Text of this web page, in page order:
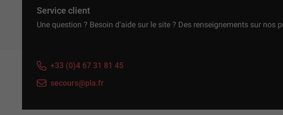
Service client
Une question ? Besoin d'aide sur le site ? Des renseignements sur nos
+33 (0)4 67 31 81 45
secours@pla.fr